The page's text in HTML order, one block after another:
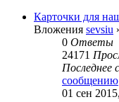
Карточки для
Вложения sevsiu
0 Ответы
24171
Последнее
сообщению
01 сен